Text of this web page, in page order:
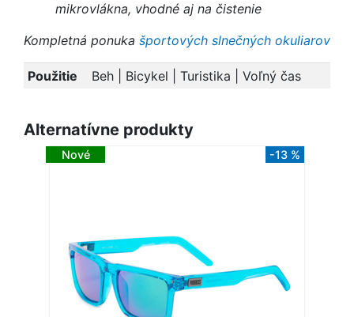
mikrovlákna, vhodné aj na čistenie
Kompletná ponuka športových slnečných okuliarov
Použitie Beh | Bicykel | Turistika | Voľný čas
Alternatívne produkty
Nové -13 %